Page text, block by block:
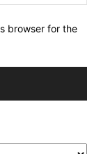
browser for the